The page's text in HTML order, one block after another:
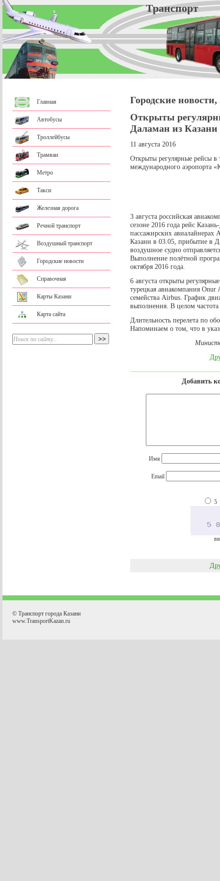
Главная
Автобусы
Троллейбусы
Трамваи
Метро
Такси
Железная дорога
Речной транспорт
Воздушный транспорт
Городские новости
Справочная
Карты Казани
Карта сайта
Городские
Открыты
Даламан из Казани
11 августа 2016
Открыты регулярные рейсы в
международного аэропорта
3 августа российская
сезоне 2016 года рейс
пассажирских авиалайнерах
Казани в 03.05, прибытие в
воздушное судно
Выполнение полётной
октября 2016 года.
6 августа открыты
турецкая авиакомпания
семейства Airbus. График
выполнения. В целом частота
Длительность перелета по
Напоминаем о том, что в
Добавить
Имя
Email
5
© Транспорт города Казани
www.TransportKazan.ru